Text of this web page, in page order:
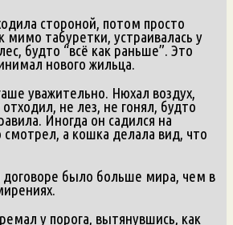
стороной, потом просто
мимо табуретки, устраивалась у
будто “всё как раньше”. Это
нового жильца.
уважительно. Нюхал воздух,
не лез, не гонял, будто
Иногда он садился на
смотрел, а кошка делала вид, что
было больше мира, чем в
у порога, вытянувшись, как